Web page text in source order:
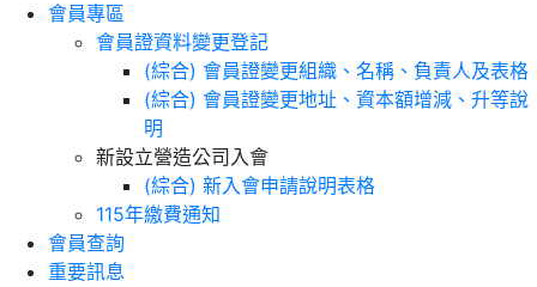
會員專區
會員證資料變更登記
(綜合) 會員證變更組織、名稱、負責人及表格
(綜合) 會員證變更地址、資本額增減、升等說
明
新設立營造公司入會
(綜合) 新入會申請說明表格
115年繳費通知
會員查詢
重要訊息